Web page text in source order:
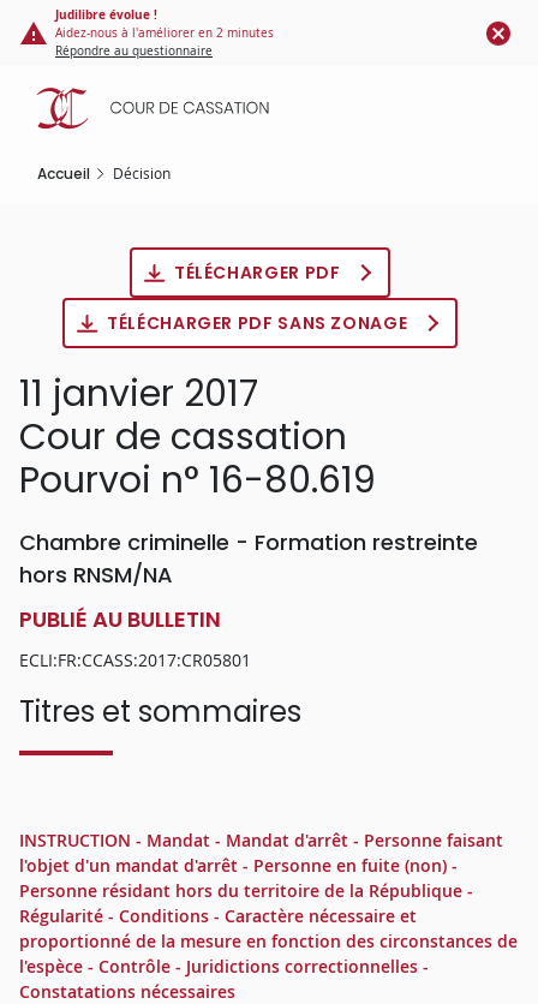
Panneau de gestion des cookies
contenu
principal
Judilibre évolue !
Aidez-nous à l'améliorer en 2 minutes
Répondre au questionnaire
Accueil Décision
TÉLÉCHARGER PDF
TÉLÉCHARGER PDF SANS ZONAGE
11 janvier 2017
Cour de cassation
Pourvoi n° 16-80.619
Chambre criminelle - Formation restreinte
hors RNSM/NA
PUBLIÉ AU BULLETIN
ECLI:FR:CCASS:2017:CR05801
Titres et sommaires
INSTRUCTION - Mandat - Mandat d'arrêt - Personne faisant
l'objet d'un mandat d'arrêt - Personne en fuite (non) -
Personne résidant hors du territoire de la République -
Régularité - Conditions - Caractère nécessaire et
proportionné de la mesure en fonction des circonstances de
l'espèce - Contrôle - Juridictions correctionnelles -
Constatations nécessaires